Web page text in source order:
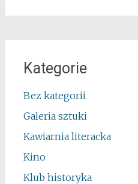
Kategorie
Bez kategorii
Galeria sztuki
Kawiarnia literacka
Kino
Klub historyka